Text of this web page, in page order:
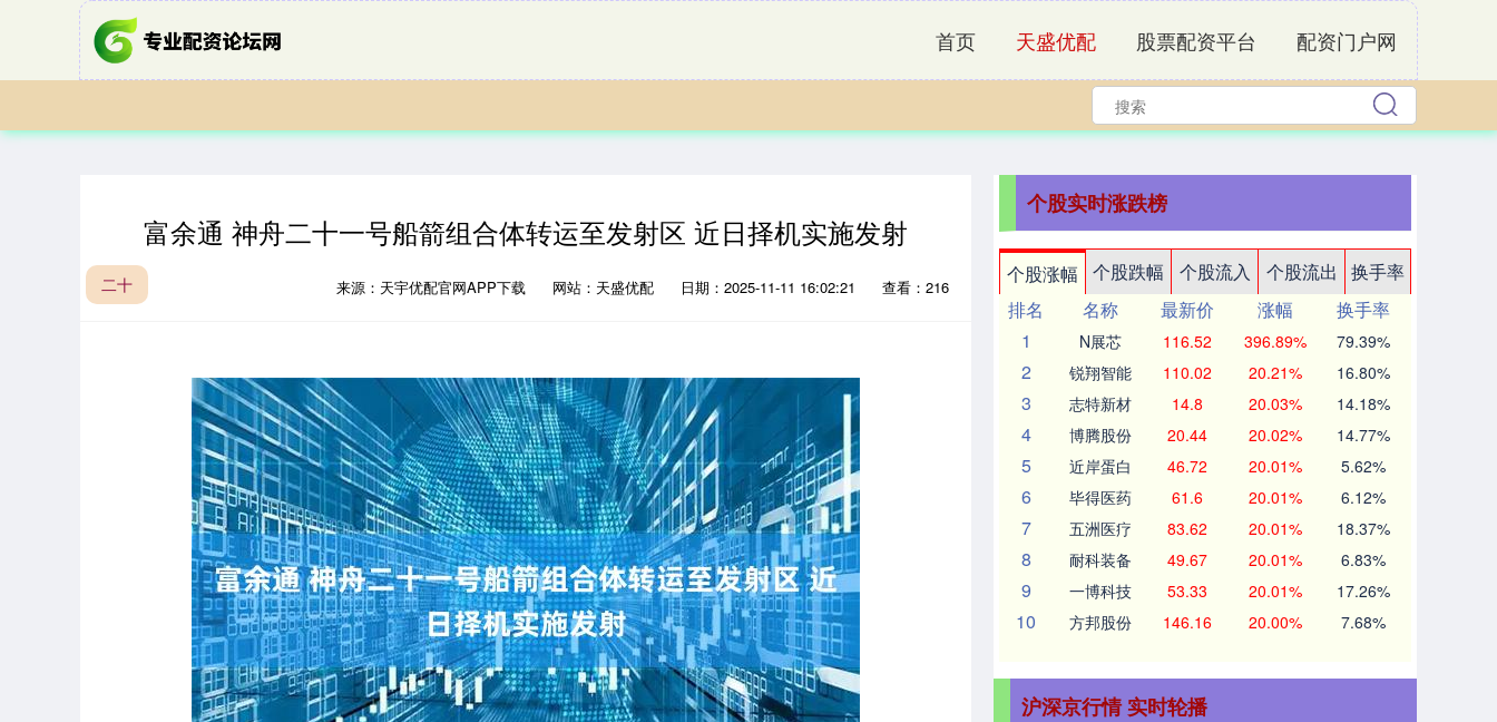
首页 天盛优配 股票配资平台 配资门户网
富余通 神舟二十一号船箭组合体转运至发射区 近日择机实施发射
二十 来源：天宇优配官网APP下载 网站：天盛优配 日期：2025-11-11 16:02:21 查看：216
个股实时涨跌榜
个股涨幅 个股跌幅 个股流入 个股流出
换手率
排名
名称 最新价 涨幅
换手率
1
N展芯 116.52 396.89% 79.39%
2 锐翔智能 110.02 20.21% 16.80%
3 志特新材 14.8 20.03% 14.18%
4 博腾股份 20.44 20.02% 14.77%
5 近岸蛋白 46.72 20.01% 5.62%
6 毕得医药 61.6 20.01% 6.12%
7 五洲医疗 83.62 20.01% 18.37%
8 耐科装备 49.67 20.01% 6.83%
9 一博科技 53.33 20.01% 17.26%
10 方邦股份 146.16 20.00% 7.68%
沪深京行情 实时轮播